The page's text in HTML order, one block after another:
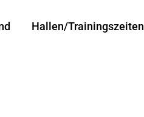
Hallen/Trainingszeiten